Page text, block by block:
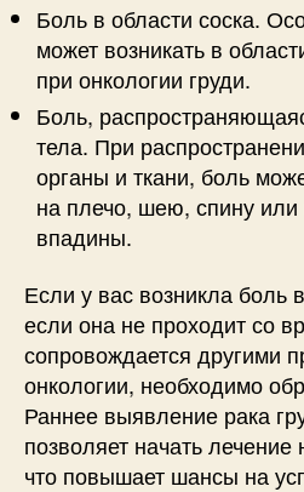
Боль в области соска.
может возникать в
при онкологии груди.
Боль,
тела. При
органы и ткани, боль
на плечо, шею, спину
впадины.
Если у вас возникла боль
если она не проходит со
сопровождается другими
онкологии, необходимо
Раннее выявление рака
позволяет начать лечение
что повышает шансы на